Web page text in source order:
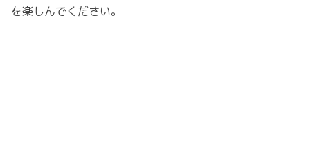
を楽しんでください。